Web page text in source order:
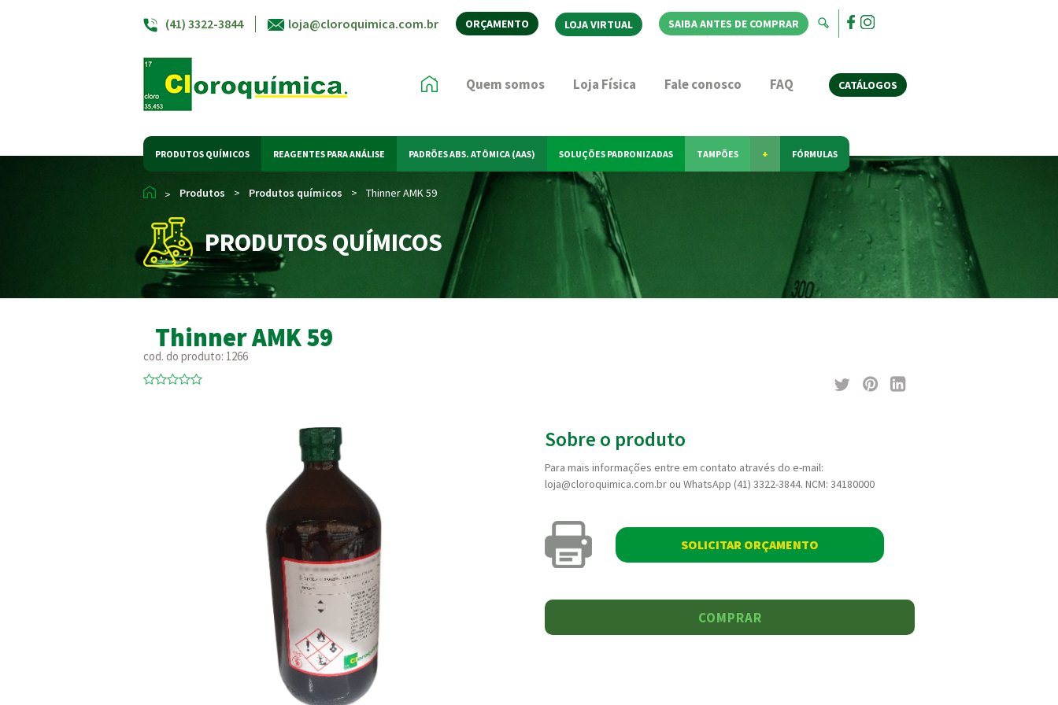
(41) 3322-3844 loja@cloroquimica.com.br ORÇAMENTO LOJA VIRTUAL SAIBA ANTES DE COMPRAR
Quem somos Loja Física Fale conosco FAQ CATÁLOGOS
PRODUTOS QUÍMICOS REAGENTES PARA ANÁLISE PADRÕES ABS. ATÔMICA (AAS) SOLUÇÕES PADRONIZADAS TAMPÕES + FÓRMULAS
> Produtos > Produtos químicos > Thinner AMK 59
PRODUTOS QUÍMICOS
Thinner AMK 59
cod. do produto: 1266
Sobre o produto
Para mais informações entre em contato através do e-mail:
loja@cloroquimica.com.br ou WhatsApp (41) 3322-3844. NCM: 34180000
SOLICITAR ORÇAMENTO
COMPRAR